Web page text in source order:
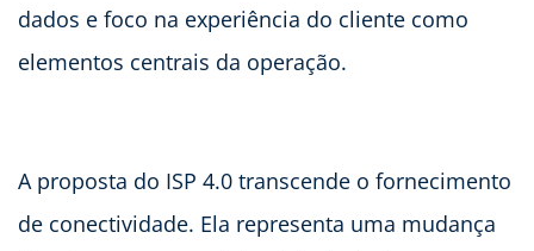
dados e foco na experiência do cliente como
elementos centrais da operação.
A proposta do ISP 4.0 transcende o fornecimento
de conectividade. Ela representa uma mudança